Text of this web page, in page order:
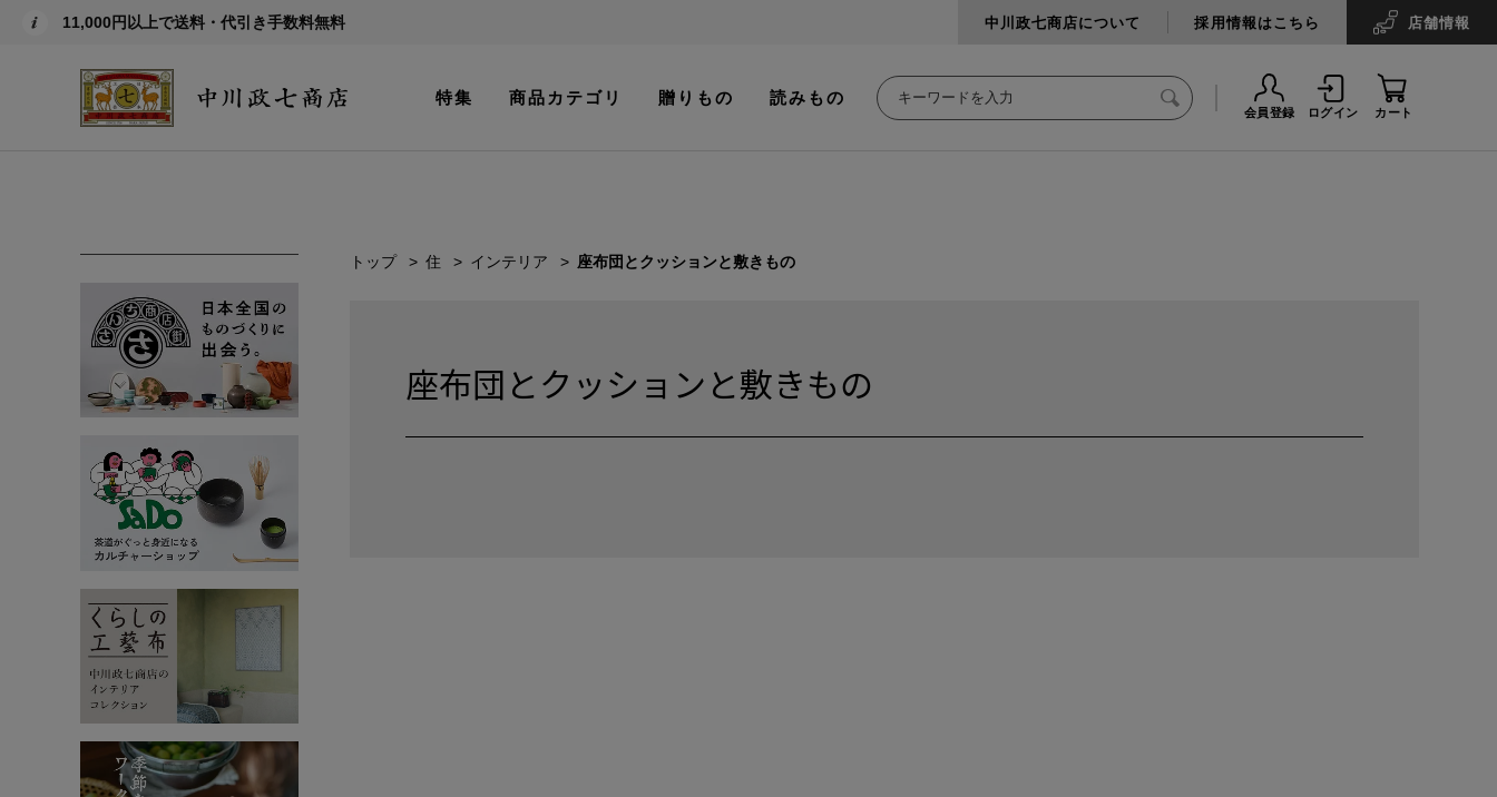
11,000円以上で送料・代引き手数料無料 中川政七商店について 採用情報はこちら 店舗情報
特集 商品カテゴリ 贈りもの 読みもの
会員登録 ログイン カート
トップ 住 インテリア 座布団とクッションと敷きもの
座布団とクッションと敷きもの